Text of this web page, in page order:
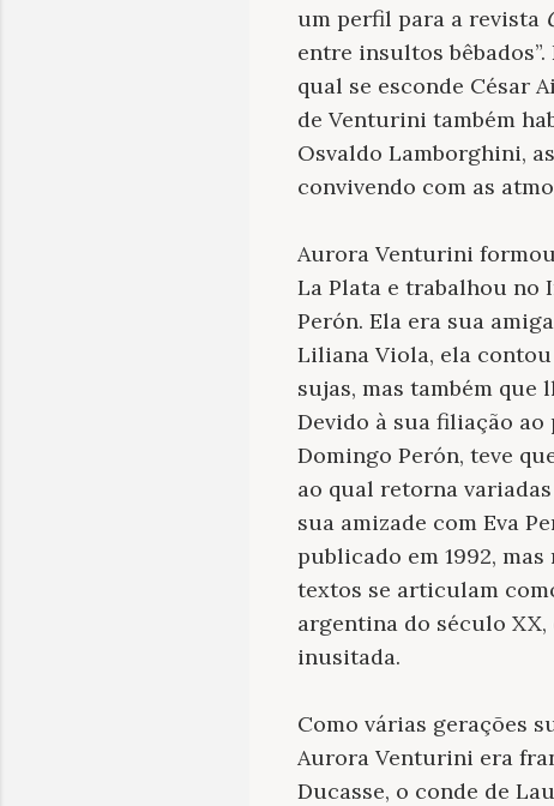
um perfil para a revista
entre insultos
qual se esconde César
de Venturini também
Osvaldo Lamborghini,
convivendo com as
Aurora Venturini
La Plata e trabalhou no
Perón. Ela era sua
Liliana Viola, ela
sujas, mas também
Devido à sua filiação
Domingo Perón, teve
ao qual retorna
sua amizade com Eva
publicado em 1992,
textos se articulam
argentina do século
inusitada.
Como várias gerações
Aurora Venturini era
Ducasse, o conde de